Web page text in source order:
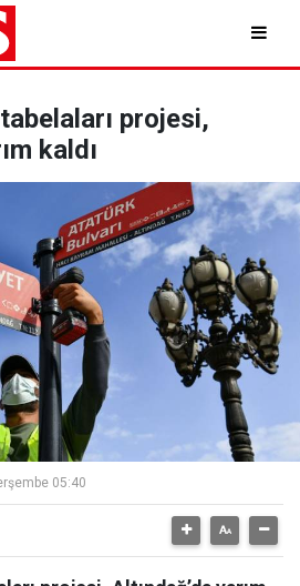
projesi,
kaldı
05:40